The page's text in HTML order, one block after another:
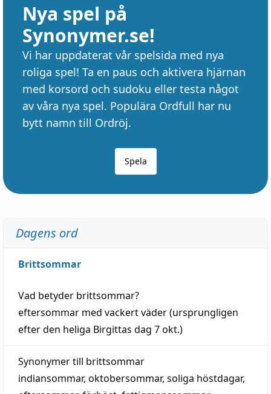
Nya spel på
Synonymer.se!
Vi har uppdaterat vår spelsida med nya
roliga spel! Ta en paus och aktivera hjärnan
med korsord och sudoku eller testa något
av våra nya spel. Populära Ordfull har nu
bytt namn till Ordröj.
Spela
Dagens ord
Brittsommar
Vad betyder brittsommar?
eftersommar med vackertväder(ursprungligen
efter den heliga Birgittas dag 7 okt.)
Synonymer till brittsommar
indiansommar, oktobersommar, soliga höstdagar,